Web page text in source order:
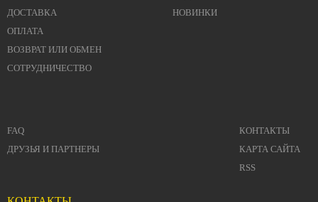
ДОСТАВКА
ОПЛАТА
ВОЗВРАТ ИЛИ ОБМЕН
СОТРУДНИЧЕСТВО
НОВИНКИ
FAQ
ДРУЗЬЯ И ПАРТНЕРЫ
КОНТАКТЫ
КАРТА САЙТА
RSS